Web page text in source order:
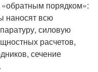
порядком»:
наносят всю
силовую
расчетов,
сечение